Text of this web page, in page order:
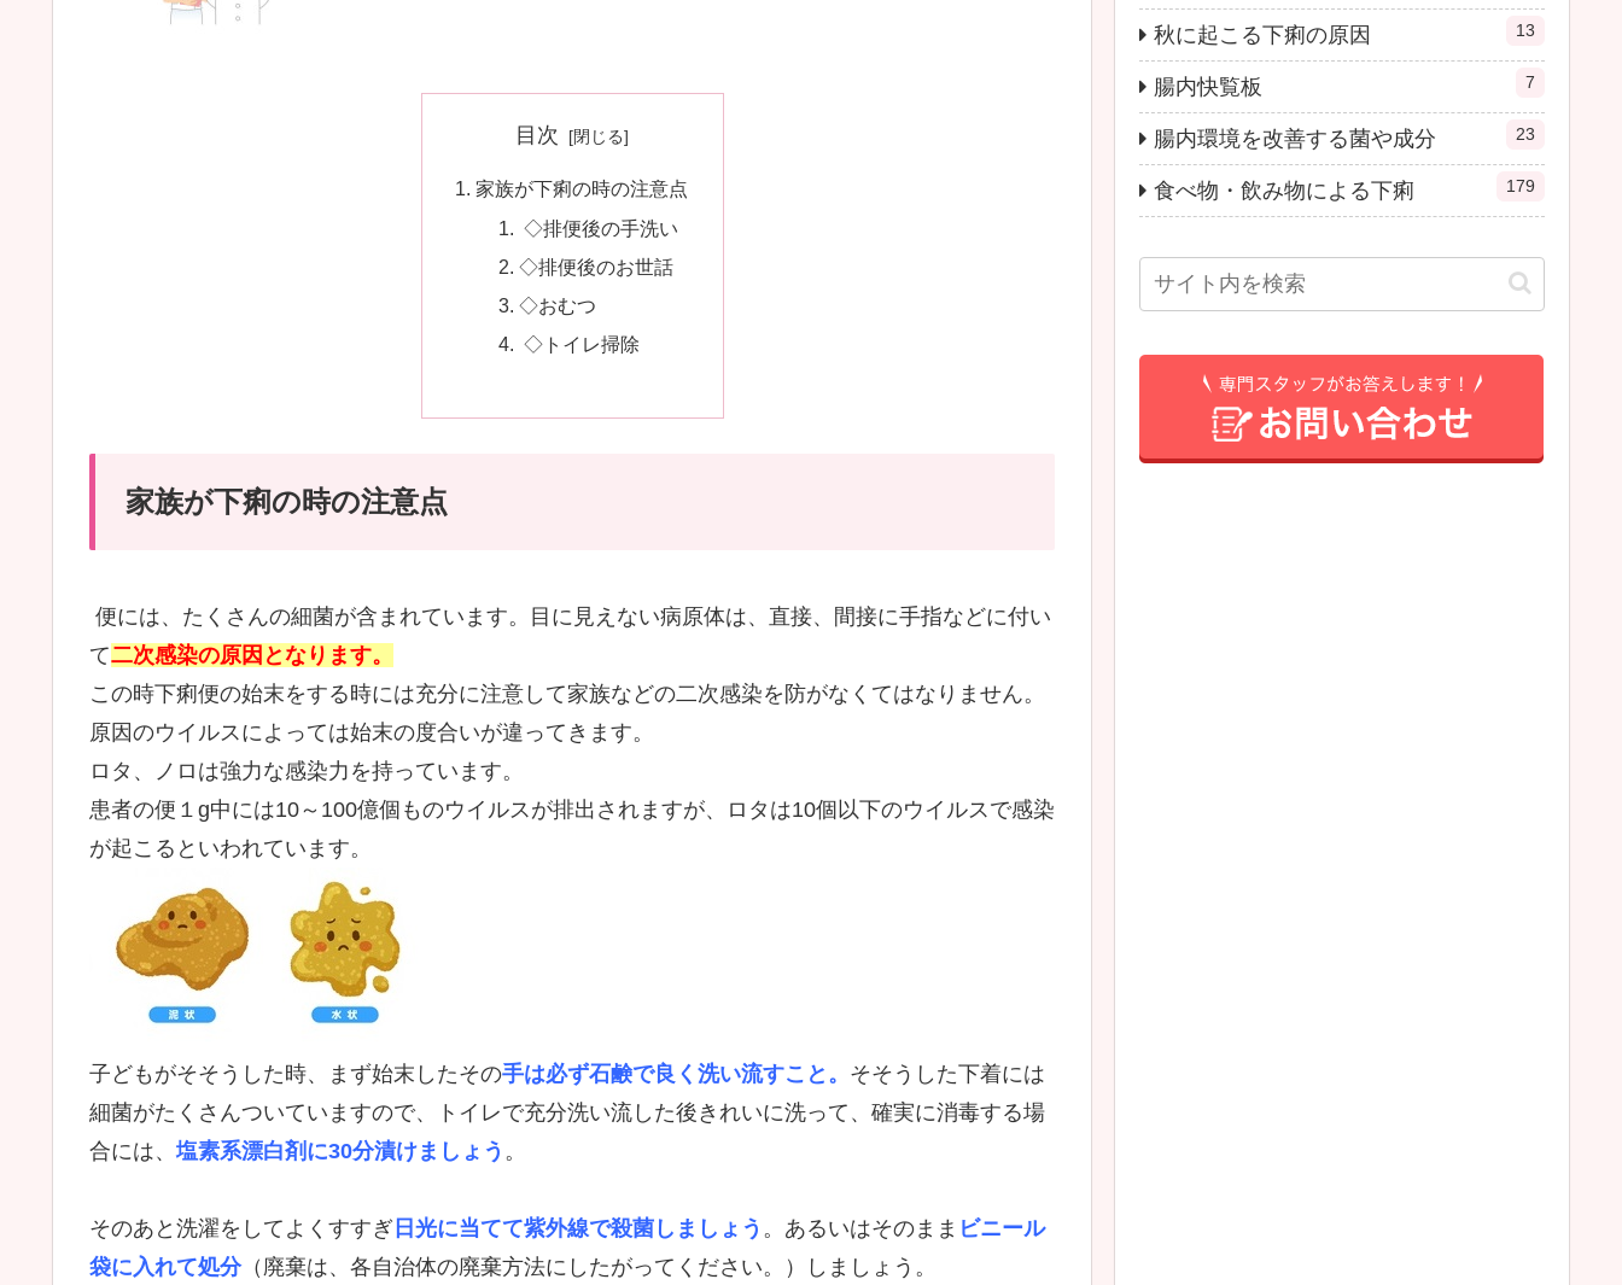
目次
家族が下痢の時の注意点
◇排便後の手洗い
◇排便後のお世話
◇おむつ
◇トイレ掃除
家族が下痢の時の注意点
便には、たくさんの細菌が含まれています。目に見えない病原体は、直接、間接に手指などに付い
て二次感染の原因となります。
この時下痢便の始末をする時には充分に注意して家族などの二次感染を防がなくてはなりません。
原因のウイルスによっては始末の度合いが違ってきます。
ロタ、ノロは強力な感染力を持っています。
患者の便１g中には10～100億個ものウイルスが排出されますが、ロタは10個以下のウイルスで感染
が起こるといわれています。
子どもがそそうした時、まず始末したその手は必ず石鹸で良く洗い流すこと。 そそうした下着には
細菌がたくさんついていますので、トイレで充分洗い流した後きれいに洗って、確実に消毒する場
合には、塩素系漂白剤に30分漬けましょう 。
そのあと洗濯をしてよくすすぎ 日光に当てて紫外線で殺菌しましょう 。あるいはそのまま ビニール
袋に入れて処分（廃棄は、各自治体の廃棄方法にしたがってください。）しましょう。
秋に起こる下痢の原因 13
腸内快覧板 7
腸内環境を改善する菌や成分 23
食べ物・飲み物による下痢 179